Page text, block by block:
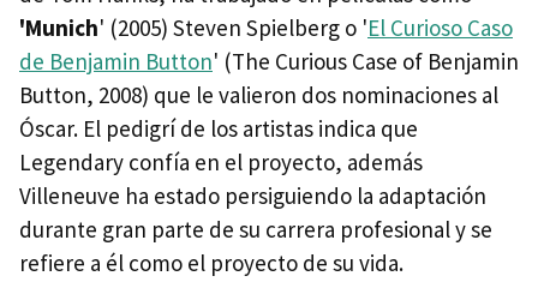
'Munich' (2005) Steven Spielberg o 'El Curioso Caso
de Benjamin Button' (The Curious Case of Benjamin
Button, 2008) que le valieron dos nominaciones al
Óscar. El pedigrí de los artistas indica que
Legendary confía en el proyecto, además
Villeneuve ha estado persiguiendo la adaptación
durante gran parte de su carrera profesional y se
refiere a él como el proyecto de su vida.